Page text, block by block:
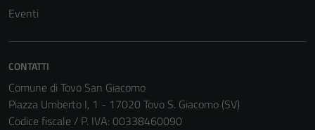
Eventi
CONTATTI
Comune di Tovo San Giacomo
Piazza Umberto I, 1 - 17020 Tovo S. Giacomo (SV)
Codice fiscale / P. IVA: 00338460090
sono necessari
per il